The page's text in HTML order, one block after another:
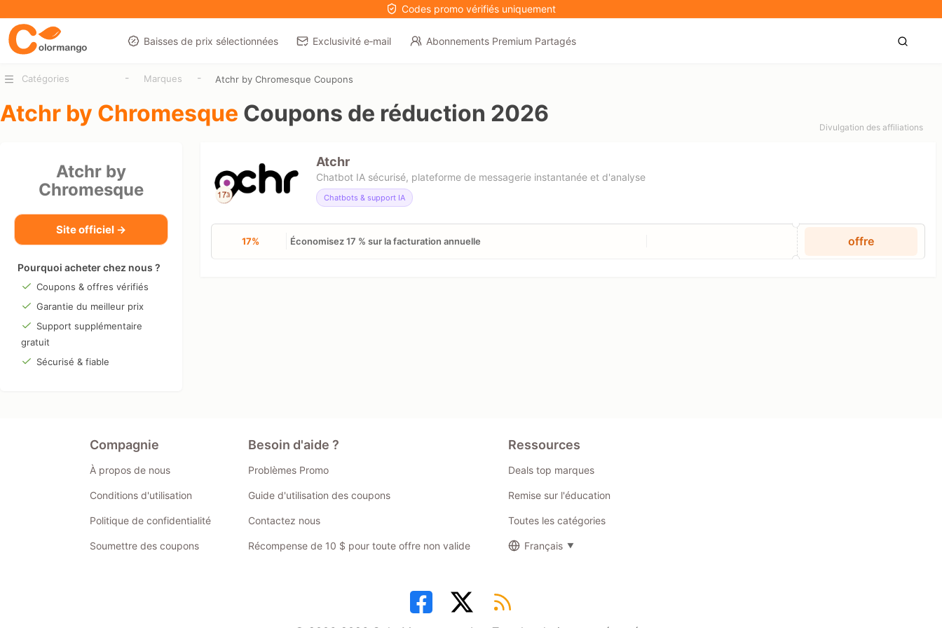
Codes promo vérifiés uniquement
Baisses de prix sélectionnées Exclusivité e‑mail Abonnements Premium Partagés
Catégories - Marques - Atchr by Chromesque Coupons
Atchr by Chromesque Coupons de réduction 2026
Divulgation des affiliations
Atchr by
Chromesque
Site officiel →
Pourquoi acheter chez nous ?
Coupons & offres vérifiés
Garantie du meilleur prix
Support supplémentaire
gratuit
Sécurisé & fiable
Atchr
Chatbot IA sécurisé, plateforme de messagerie instantanée et d'analyse
Chatbots & support IA
17% Économisez 17 % sur la facturation annuelle offre
Compagnie
À propos de nous
Conditions d'utilisation
Politique de confidentialité
Soumettre des coupons
Besoin d'aide ?
Problèmes Promo
Guide d'utilisation des coupons
Contactez nous
Récompense de 10 $ pour toute offre non valide
Ressources
Deals top marques
Remise sur l'éducation
Toutes les catégories
Français